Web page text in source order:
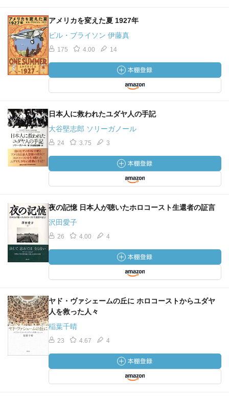
アメリカを変えた夏 1927年
ビル・ブライソン 伊藤真
175 4.00 14
日本人に救われたユダヤ人の手記
大谷堅志郎 ソリーガノール
24 3.75 3
夜の記憶 日本人が聴いたホロコースト生還者の証言
沢田愛子
26 4.00 4
ヤド・ヴァシェームの丘に ホロコーストからユダヤ
人を救った人々
稲葉千晴
23 4.67 4